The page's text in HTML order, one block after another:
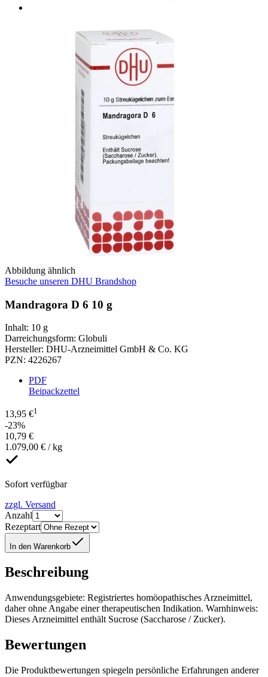
Abbildung ähnlich
Besuche unseren DHU Brandshop
Mandragora D 6 10 g
Inhalt: 10 g
Darreichungsform: Globuli
Hersteller: DHU-Arzneimittel GmbH & Co. KG
PZN: 4226267
PDF
Beipackzettel
13,95 €1
-23%
10,79 €
1.079,00 € / kg
Sofort verfügbar
zzgl. Versand
Anzahl
Rezeptart
In den Warenkorb
Beschreibung
Anwendungsgebiete: Registriertes homöopathisches Arzneimittel,
daher ohne Angabe einer therapeutischen Indikation. Warnhinweis:
Dieses Arzneimittel enthält Sucrose (Saccharose / Zucker).
Bewertungen
Die Produktbewertungen spiegeln persönliche Erfahrungen anderer